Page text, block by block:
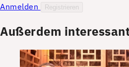
Anmelden
Registrieren
Außerdem